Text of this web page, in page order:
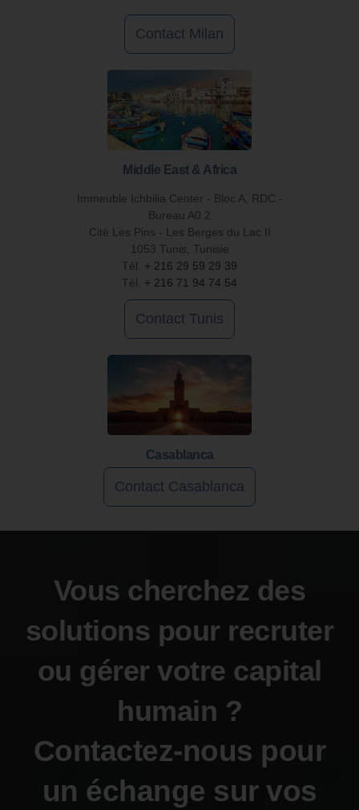
Contact Milan
Middle East & Africa
Immeuble Ichbilia Center - Bloc A, RDC -
Bureau A0.2
Cité Les Pins - Les Berges du Lac II
1053 Tunis, Tunisie
Tél. + 216 29 59 29 39
Tél. + 216 71 94 74 54
Contact Tunis
Casablanca
Contact Casablanca
Vous cherchez des
solutions pour recruter
ou gérer votre capital
humain ?
Contactez-nous pour
un échange sur vos